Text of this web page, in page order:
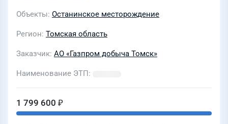
Объекты Останинское месторождение
Регион Томская область
Заказчик АО «Газпром добыча Томск»
Наименование ЭТП
1 799 600 ₽